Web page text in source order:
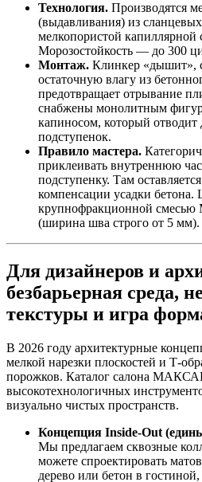
Технология. Производятся
(выдавливания) из
мелкопористой капиллярной
Морозостойкость — до 300
Монтаж. Клинкер «дышит»,
остаточную влагу из
предотвращает отрывание
снабжены монолитным
капиносом, который
подступенок.
Правило мастера.
приклеивать внутреннюю
подступенку. Там
компенсации усадки
крупнофракционной смесью
(ширина шва строго от 5 мм).
Для дизайнеров и
безбарьерная среда,
текстуры и игра
В 2026 году архитектурные
мелкой нарезки плоскостей и
порожков. Каталог салона
высокотехнологичных
визуально чистых пространств.
Концепция Inside‑Out
Мы предлагаем сквозные
можете спроектировать
дерево или бетон в